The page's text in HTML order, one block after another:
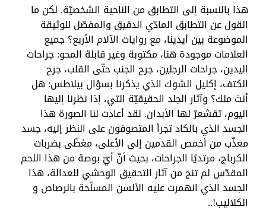
هذا بالنسبة إلى التطابق من الناحية الشخصيّة. لكن ما
القول عن التطابق المادّي الدقيق والمفصّل للوثيقة
الموضوعة بين أيدينا، مع روايات الآلام الأربع؟ جميع
العلامات موجودة هنا، مكتوبة وغير قابلة المحو: جراحات
اليدين، جراحات الرجلين، جرح الجنب حتّى القلب، جرح
الكتف، إكليل الشوك الذي يذكرنا بسؤال بيلاطس: هل
أنتَ ملك؟ وآثار الجلد الحقيقيّة التي، إذا نظرنا إليها
اليوم، تقشعرّ لها الأبدان. لقد أعادت لنا الصورة هذا
الجسد الذي بالكاد تجرأ المتصوفون على النظر إليه، جسد
معذّب من أخمص القدمين إلى الأعلى، مغطّى بضربات
الكرباج، مرتديًا الجراحات، بحيث أنّ أيّ بوصة من هذا اللحم
المقدّس لم تنج من آثار التحقيق الوحشي للعدالة، هذا
الجسد الذي انهمرت عليه الألسن المسلّحة بالرصاص و
الكلاليب!..